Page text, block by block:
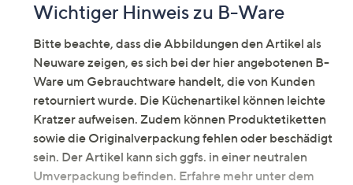
Wichtiger Hinweis zu B-Ware
Bitte beachte, dass die Abbildungen den Artikel als
Neuware zeigen, es sich bei der hier angebotenen B-
Ware um Gebrauchtware handelt, die von Kunden
retourniert wurde. Die Küchenartikel können leichte
Kratzer aufweisen. Zudem können Produktetiketten
sowie die Originalverpackung fehlen oder beschädigt
sein. Der Artikel kann sich ggfs. in einer neutralen
Umverpackung befinden. Erfahre mehr unter dem